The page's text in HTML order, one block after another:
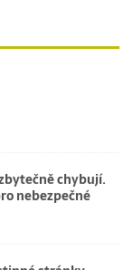
chybují.
nebezpečné